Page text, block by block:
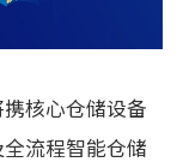
核心仓储设备
流程智能仓储